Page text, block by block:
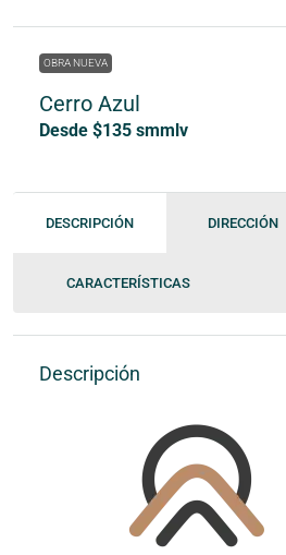
OBRA NUEVA
Cerro Azul
Desde $135 smmlv
DESCRIPCIÓN DIRECCIÓN
CARACTERÍSTICAS
Descripción